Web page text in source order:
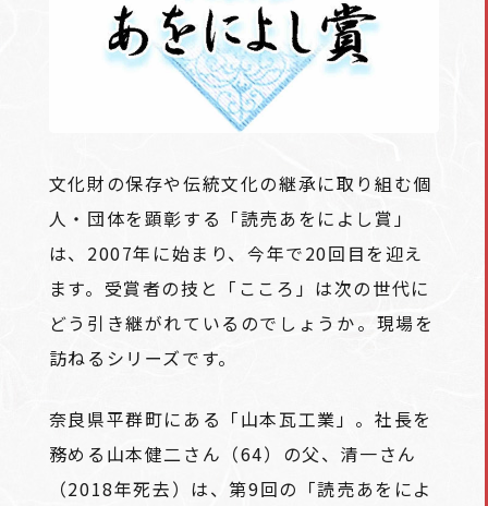
文化財の保存や伝統文化の継承に取り組む個
人・団体を顕彰する「読売あをによし賞」
は、2007年に始まり、今年で20回目を迎え
ます。受賞者の技と「こころ」は次の世代に
どう引き継がれているのでしょうか――。現場を
訪ねるシリーズです。
奈良県平群町にある「山本瓦工業」。社長を
務める山本健二さん（64）の父、清一さん
（2018年死去）は、第9回の「読売あをによ